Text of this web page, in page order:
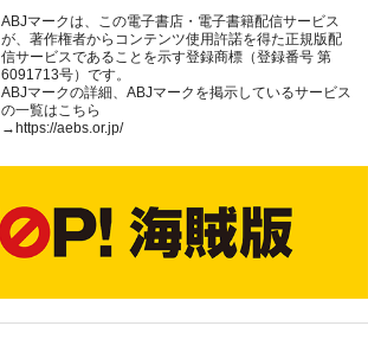
ABJマークは、この電子書店・電子書籍配信サービス
が、著作権者からコンテンツ使用許諾を得た正規版配
信サービスであることを示す登録商標（登録番号 第
6091713号）です。
ABJマークの詳細、ABJマークを掲示しているサービス
の一覧はこちら
→ https://aebs.or.jp/